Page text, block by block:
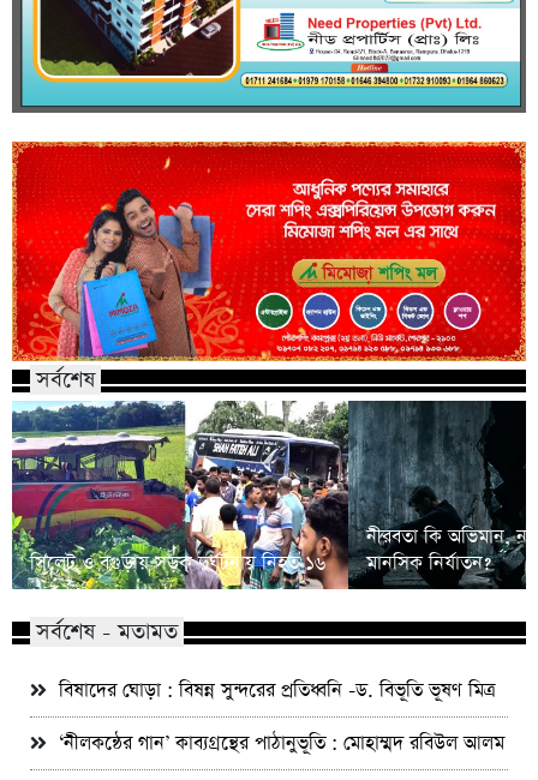
সর্বশেষ
সিলেট ও বগুড়ায় সড়ক দুর্ঘটনায় নিহত ১৬
নীরবতা কি অভিমান,
মানসিক নির্যাতন?
সর্বশেষ - মতামত
বিষাদের ঘোড়া : বিষন্ন সুন্দরের প্রতিধ্বনি -ড. বিভূতি ভূষণ মিত্র
‘নীলকন্ঠের গান’ কাব্যগ্রন্থের পাঠানুভূতি : মোহাম্মদ রবিউল আলম